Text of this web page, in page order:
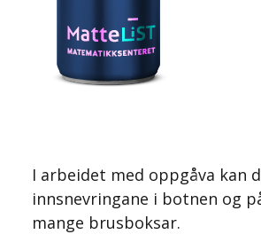
I arbeidet med oppgåva kan
innsnevringane i botnen og
mange brusboksar.